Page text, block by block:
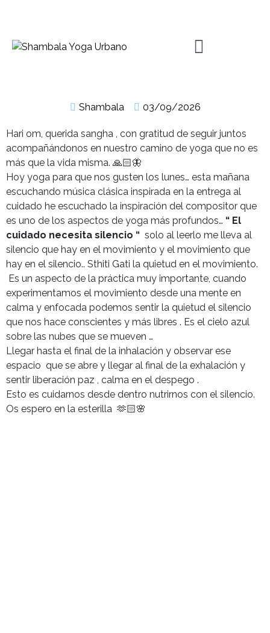
Shambala 03/09/2026
Hari om, querida sangha , con gratitud de seguir juntos
acompañándonos en nuestro camino de yoga que no es
más que la vida misma. 🙏🏻🦋
Hoy yoga para que nos gusten los lunes… esta mañana
escuchando música clásica inspirada en la entrega al
cuidado he escuchado la inspiración del compositor que
es uno de los aspectos de yoga más profundos… “ El
cuidado necesita silencio “ solo al leerlo me lleva al
silencio que hay en el movimiento y el movimiento que
hay en el silencio.. Sthiti Gati la quietud en el movimiento.
Es un aspecto de la práctica muy importante, cuando
experimentamos el movimiento desde una mente en
calma y enfocada podemos sentir la quietud el silencio
que nos hace conscientes y más libres . Es el cielo azul
sobre las nubes que se mueven …
Llegar hasta el final de la inhalación y observar ese
espacio que se abre y llegar al final de la exhalación y
sentir liberación paz , calma en el despego .
Esto es cuidarnos desde dentro nutrirnos con el silencio.
Os espero en la esterilla 🫶🏻🌸